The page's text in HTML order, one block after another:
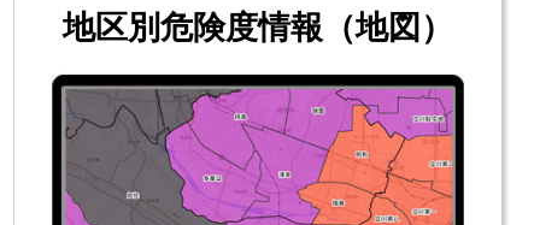
2026/05/13
新しい防災気象情報への移行のため、5/28(木) 9:00～17:00
の間、システムの利用を停止します。ご迷惑をおかけしま
すが、ご理解とご協力をよろしくお願いします。システム
停止中は気象庁キキクルをご利用ください。
2026/05/12
メンテナンスのため、5/19 9:00～18:00の間、システムの
利用を一時停止します。ご迷惑をおかけしますが、ご理解
地区別危険度情報（地図）